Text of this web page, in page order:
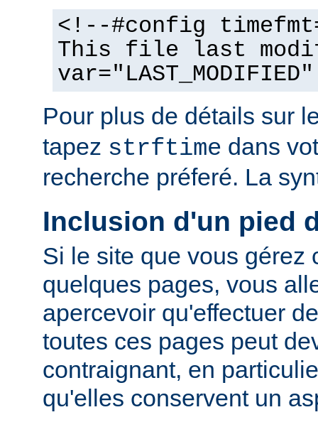
<!--#config
This file last
Pour plus de détails sur
tapez strftime dans
recherche préferé. La
Inclusion d'un pied
Si le site que vous gérez
quelques pages, vous
apercevoir qu'effectuer
toutes ces pages peut
contraignant, en
qu'elles conservent un